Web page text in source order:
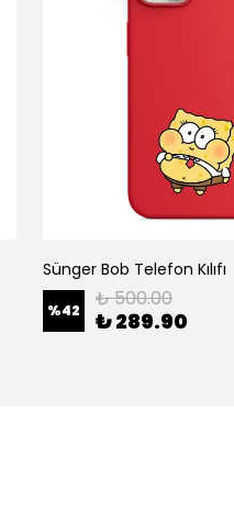
Sünger Bob Telefon Kılıfı
%42 ₺ 500.00
₺ 289.90